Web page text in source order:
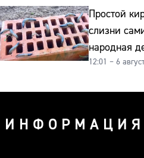
Простой
слизни
народная
реально
12:01 – 6
ИНФОРМАЦИЯ